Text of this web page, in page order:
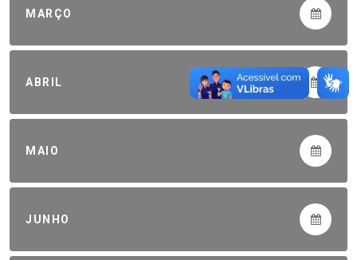
MARÇO
ABRIL
MAIO
JUNHO